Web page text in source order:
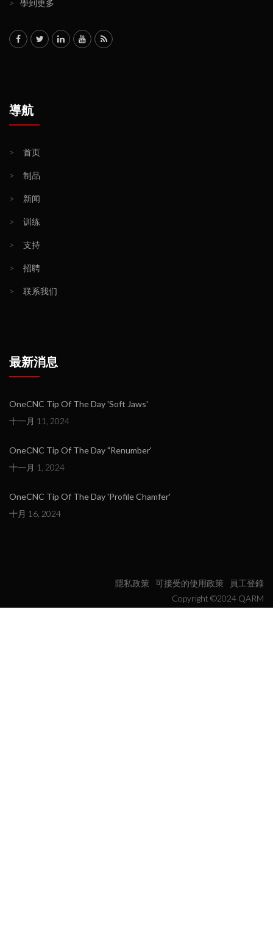
> 學到更多
導航
> 首页
> 制品
> 新闻
> 训练
> 支持
> 招聘
> 联系我们
最新消息
OneCNC Tip Of The Day 'Soft Jaws'
十一月 11, 2024
OneCNC Tip Of The Day "Renumber'
十一月 1, 2024
OneCNC Tip Of The Day 'Profile Chamfer'
十月 16, 2024
隱私政策 可接受的使用政策
員工登錄
Copyright ©2024 QARM